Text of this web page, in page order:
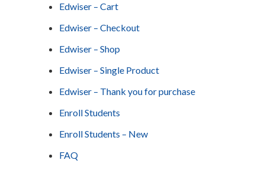
Edwiser – Cart
Edwiser – Checkout
Edwiser – Shop
Edwiser – Single Product
Edwiser – Thank you for purchase
Enroll Students
Enroll Students – New
FAQ